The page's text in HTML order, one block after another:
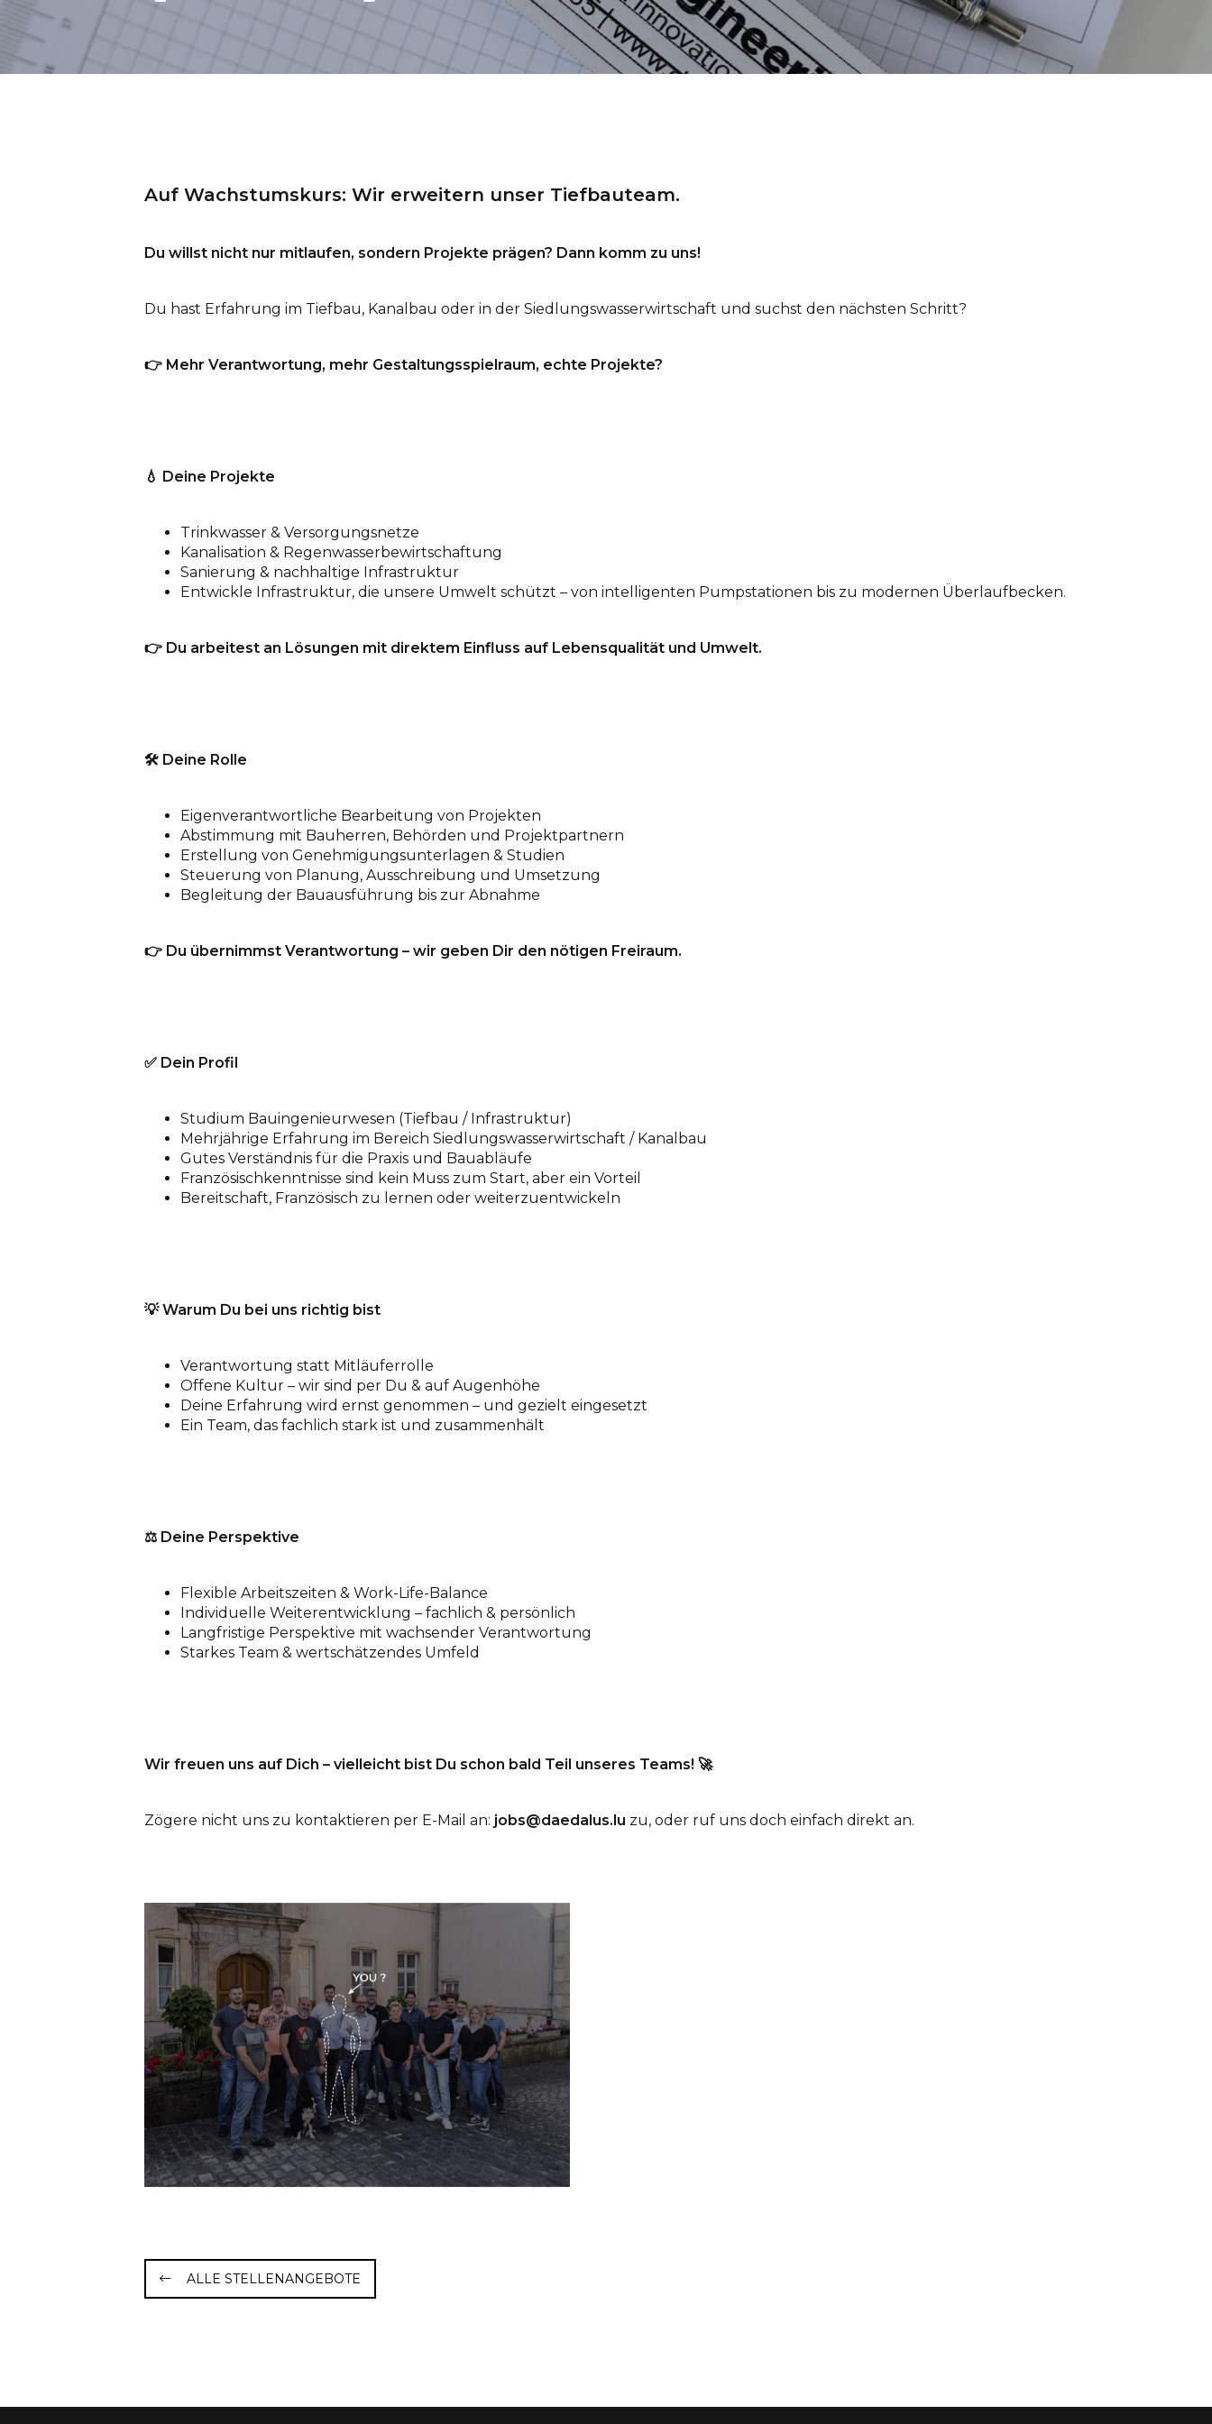
JOBS
Auf Wachstumskurs: Wir erweitern unser Tiefbauteam.
Du willst nicht nur mitlaufen, sondern Projekte prägen? Dann komm zu uns!
Du hast Erfahrung im Tiefbau, Kanalbau oder in der Siedlungswasserwirtschaft und suchst den nächsten Schritt?
👉 Mehr Verantwortung, mehr Gestaltungsspielraum, echte Projekte?
💧 Deine Projekte
Trinkwasser & Versorgungsnetze
Kanalisation & Regenwasserbewirtschaftung
Sanierung & nachhaltige Infrastruktur
Entwickle Infrastruktur, die unsere Umwelt schützt – von intelligenten Pumpstationen bis zu modernen Überlaufbecken.
👉 Du arbeitest an Lösungen mit direktem Einfluss auf Lebensqualität und Umwelt.
🛠️ Deine Rolle
Eigenverantwortliche Bearbeitung von Projekten
Abstimmung mit Bauherren, Behörden und Projektpartnern
Erstellung von Genehmigungsunterlagen & Studien
Steuerung von Planung, Ausschreibung und Umsetzung
Begleitung der Bauausführung bis zur Abnahme
👉 Du übernimmst Verantwortung – wir geben Dir den nötigen Freiraum.
✅ Dein Profil
Studium Bauingenieurwesen (Tiefbau / Infrastruktur)
Mehrjährige Erfahrung im Bereich Siedlungswasserwirtschaft / Kanalbau
Gutes Verständnis für die Praxis und Bauabläufe
Französischkenntnisse sind kein Muss zum Start, aber ein Vorteil
Bereitschaft, Französisch zu lernen oder weiterzuentwickeln
💡Warum Du bei uns richtig bist
Verantwortung statt Mitläuferrolle
Offene Kultur – wir sind per Du & auf Augenhöhe
Deine Erfahrung wird ernst genommen – und gezielt eingesetzt
Ein Team, das fachlich stark ist und zusammenhält
⚖️ Deine Perspektive
Flexible Arbeitszeiten & Work-Life-Balance
Individuelle Weiterentwicklung – fachlich & persönlich
Langfristige Perspektive mit wachsender Verantwortung
Starkes Team & wertschätzendes Umfeld
Wir freuen uns auf Dich – vielleicht bist Du schon bald Teil unseres Teams! 🚀
Zögere nicht uns zu kontaktieren per E-Mail an: jobs@daedalus.lu zu, oder ruf uns doch einfach direkt an.
ALLE STELLENANGEBOTE